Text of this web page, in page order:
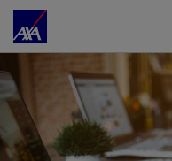
Accéder au Contenu